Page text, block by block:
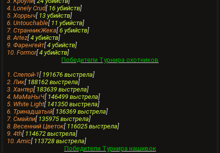
4. Lonely Crud[ 16 убийств]
5. Хоррыч[ 13 убийств]
6. Untouchable[ 11 убийств]
7. СтранникЖека[ 6 убийств]
8. Artez[ 4 убийств]
9. Фаренгейт[ 4 убийств]
10. Formor[ 4 убийств]
Победители Турнира охотников
1. Слепой-1[ 191676 выстрела]
2. Лик[ 188162 выстрела]
3. Хантеp[ 183639 выстрела]
4. МаМаНыЧ[ 146499 выстрела]
5. White Light[ 141350 выстрела]
6. Тринaдцатый[ 136369 выстрела]
7. Смайли[ 135975 выстрела]
8. Весенний Цветок[ 116025 выстрела]
9. 4th[ 114672 выстрела]
10. Amic[ 113728 выстрела]
Победители Турнира нашивок